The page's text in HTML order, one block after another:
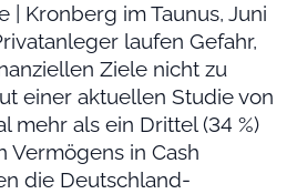
| Kronberg im Taunus, Juni
laufen Gefahr,
Ziele nicht zu
einer aktuellen Studie von
mehr als ein Drittel (34 %)
Vermögens in Cash
die Deutschland-